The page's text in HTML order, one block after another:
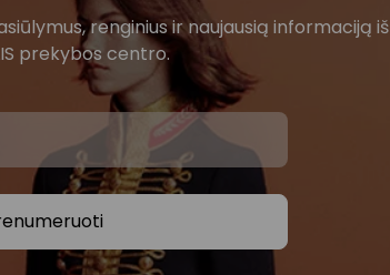
renginius ir naujausią informaciją iš
prekybos centro.